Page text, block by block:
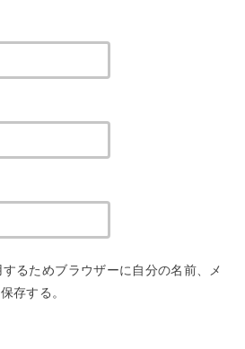
るためブラウザーに自分の名前、メ
存する。